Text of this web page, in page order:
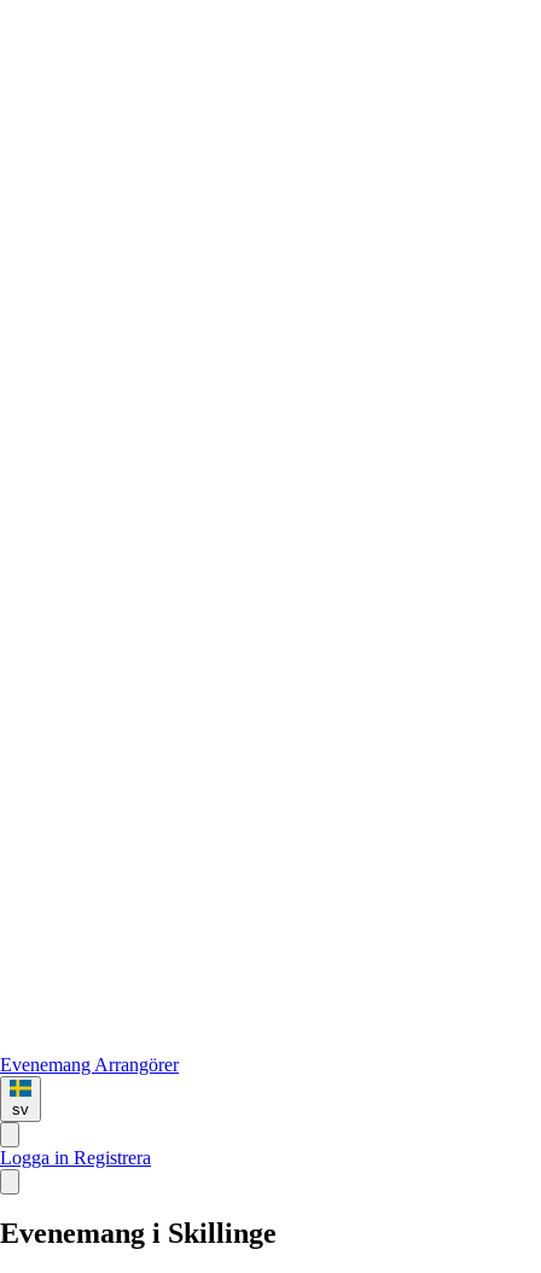
Evenemang Arrangörer
sv
Logga in Registrera
Evenemang i Skillinge